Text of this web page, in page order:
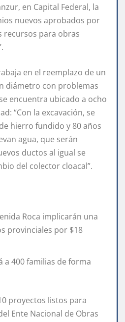
en Capital Federal, la
nuevos aprobados por
recursos para obras
en el reemplazo de un
diámetro con problemas
encuentra ubicado a ocho
“Con la excavación, se
hierro fundido y 80 años
agua, que serán
ductos al igual se
del colector cloacal”.
Roca implicarán una
provinciales por $18
a 400 familias de forma
proyectos listos para
Ente Nacional de Obras